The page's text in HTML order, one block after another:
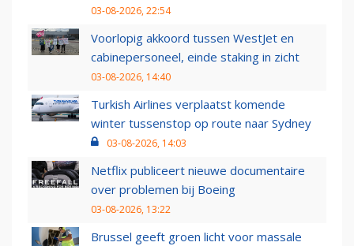
03-08-2026, 22:54
Voorlopig akkoord tussen WestJet en
cabinepersoneel, einde staking in zicht
03-08-2026, 14:40
Turkish Airlines verplaatst komende
winter tussenstop op route naar Sydney
03-08-2026, 14:03
Netflix publiceert nieuwe documentaire
over problemen bij Boeing
03-08-2026, 13:22
Brussel geeft groen licht voor massale